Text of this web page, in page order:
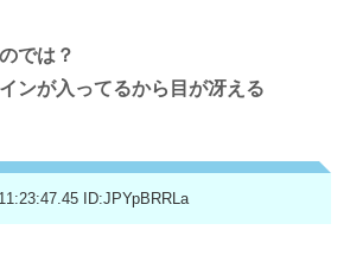
では？
ンが入ってるから目が冴える
ID:JPYpBRRLa